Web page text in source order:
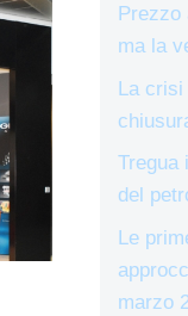
ma la
La crisi
Tregua
del
Le
marzo